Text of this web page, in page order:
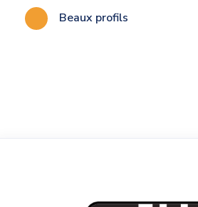
Beaux profils